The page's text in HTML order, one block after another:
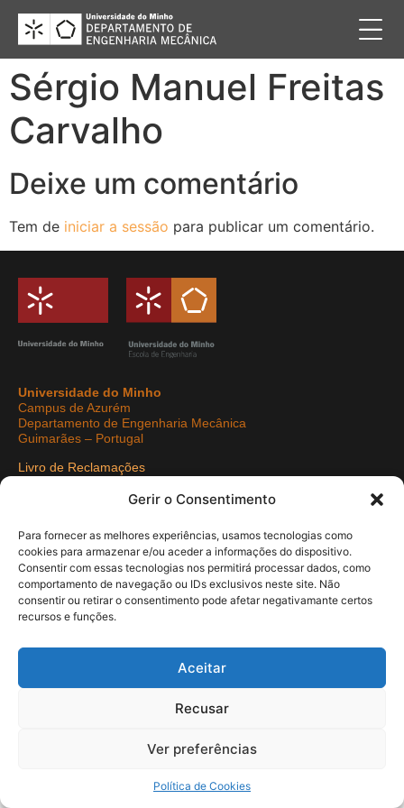
Gerir o Consentimento
Para fornecer as melhores experiências, usamos tecnologias como
cookies para armazenar e/ou aceder a informações do dispositivo.
Consentir com essas tecnologias nos permitirá processar dados, como
comportamento de navegação ou IDs exclusivos neste site. Não
consentir ou retirar o consentimento pode afetar negativamante certos
recursos e funções.
Aceitar
Recusar
Ver preferências
Política de Cookies
Sérgio Manuel Freitas
Carvalho
Deixe um comentário
Tem de iniciar a sessão para publicar um comentário.
Universidade do Minho
Campus de Azurém
Departamento de Engenharia Mecânica
Guimarães – Portugal
Livro de Reclamações
COPYRIGHT © 2021 Departamento de Engenharia Mecância -
UMinho | Developed by